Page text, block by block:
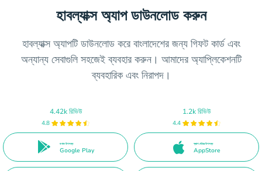
হাবল্যাক্স অ্যাপ ডাউনলোড করুন
হাবল্যাক্স অ্যাপটি ডাউনলোড করে বাংলাদেশের জন্য গিফট কার্ড এবং
অন্যান্য সেবাগুলি সহজেই ব্যবহার করুন। আমাদের অ্যাপ্লিকেশনটি
ব্যবহারিক এবং নিরাপদ।
4.42k রিভিউ
4.8
গুগলে উপলব্ধ
Google Play
1.2k রিভিউ
4.4
অ্যাপ স্টোরে উপলব্ধ
AppStore